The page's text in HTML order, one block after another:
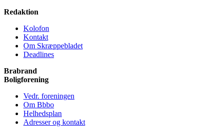
Redaktion
Kolofon
Kontakt
Om Skræppe­bladet
Deadlines
Brabrand
Bolig­forening
Vedr. foreningen
Om Bbbo
Helheds­plan
Adresser og kontakt